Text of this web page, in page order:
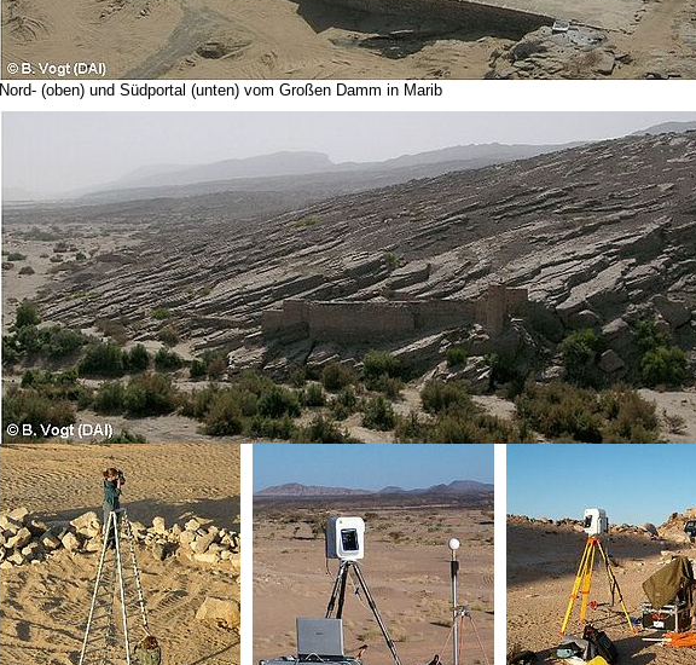
Nord- (oben) und Südportal (unten) vom Großen Damm in Marib